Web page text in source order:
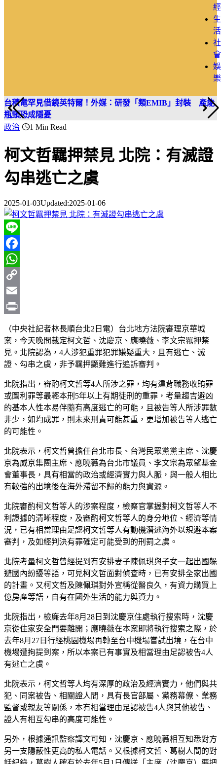
經
生
活
社
會
娛
樂
台積電罕見借鏡英特爾！外媒：研發「類EMIB」封裝 產能
瓶頸恐成隱憂
政治
1 Min Read
柯文哲羈押禁見 北院：有滅證
勾串逃亡之虞
2025-01-03Updated:2025-01-06
Line
Facebook
WhatsApp
Copy
Link
Email
（中央社記者林長順台北2日電）台北地方法院審理京華城
案，今天晚間裁定柯文哲、沈慶京、應曉薇、李文宗羈押禁
見。北院認為，4人涉犯重罪犯罪嫌疑重大，且有逃亡、滅
證、勾串之虞，非予羈押顯難進行追訴審判。
北院指出，審酌柯文哲等4人所涉之罪，均有違背職務收賄罪
或圖利罪等最輕本刑5年以上有期徒刑的重罪，考量趨吉避凶
的基本人性本易伴隨有高度逃亡的可能，且被告等人所涉罪數
非少，如均成罪，則未來刑責可能甚重，更增加被告等人逃亡
的可能性。
北院表示，柯文哲曾擔任台北市長、台灣民眾黨黨主席、沈慶
京為威京集團主席、應曉薇為台北市議員、李文宗為眾望基金
會董事長，具有相當的政治或經濟實力與人脈，與一般人相比
有較強的出境後在海外滯留不歸的能力與資源。
北院審酌柯文哲等人的涉案程度，檢察官掌握對柯文哲等人不
利證據的清晰程度，及審酌柯文哲等人的身分地位、經濟等情
況，已有相當理由足認柯文哲等人有動機潛逃海外以規避本案
審判，及如經判決有罪確定可能受到的刑罰之虞。
北院考量柯文哲曾經提到有安排妻子陳佩琪與子女一起出國躲
避國內紛擾等語，可見柯文哲面對偵查時，已有安排全家出國
的計畫。又柯文哲及陳佩琪對外宣稱從醫良久，有資力購買上
億房產等語，自有在國外生活的能力與資力。
北院指出，檢廉去年8月28日到沈慶京住處執行搜索時，沈慶
京從住家安全門要離開；應曉薇在本案即將執行搜索之際，於
去年8月27日行經桃園機場再轉至台中機場嘗試出境，在台中
機場遭拘提到案，所以本案已有事實及相當理由足認被告4人
有逃亡之虞。
北院表示，柯文哲等人均有深厚的政治及經濟實力，他們與共
犯、同案被告、相關證人間，具有長官部屬、黨務幕僚、業務
監督或親友等關係，本有相當理由足認被告4人與其他被告、
證人有相互勾串的高度可能性。
另外，根據通訊監察譯文可知，沈慶京、應曉薇相互知悉對方
另一支隱蔽性更高的私人電話。又根據柯文哲、葛樹人間的對